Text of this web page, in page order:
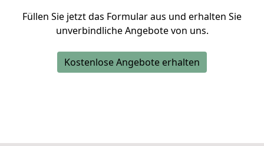
Füllen Sie jetzt das Formular aus und erhalten Sie
unverbindliche Angebote von uns.
Kostenlose Angebote erhalten